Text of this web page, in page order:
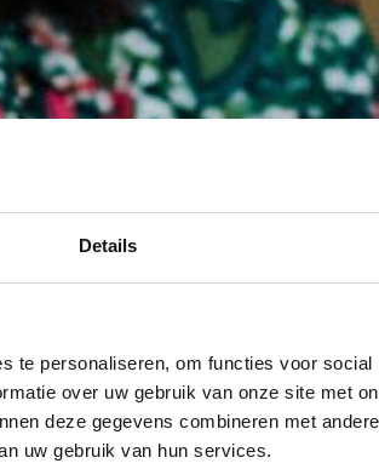
Details
te personaliseren, om functies voor
over uw gebruik van onze site met
deze gegevens combineren met
uw gebruik van hun services.